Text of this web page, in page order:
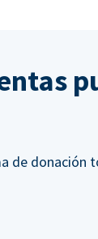
de donación